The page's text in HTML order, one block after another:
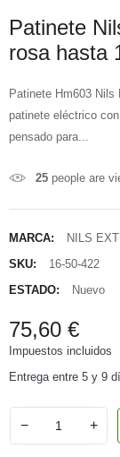
Patinete
rosa hasta
Patinete Hm603
patinete eléctrico
pensado para...
25 people are
MARCA:
NILS
SKU:
16-50-422
ESTADO:
Nuevo
75,60 €
Impuestos incluidos
Entrega entre 5 y 9
− +